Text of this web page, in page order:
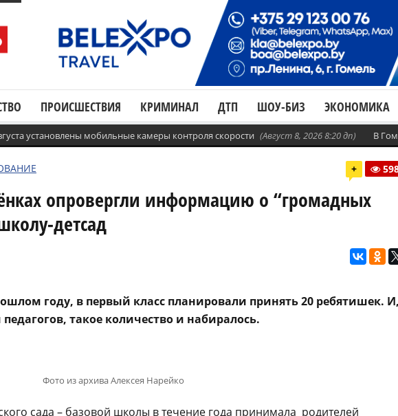
ПРОИСШЕСТВИЯ КРИМИНАЛ ДТП ШОУ-БИЗ ЭКОНОМИКА
установлены мобильные камеры контроля скорости (Август 8, 2026 8:20 дп) В
+
опровергли информацию о “громадных
детсад
году, в первый класс планировали принять 20 ребятишек. И,
такое количество и набиралось.
Фото из архива Алексея Нарейко
сада – базовой школы в течение года принимала родителей